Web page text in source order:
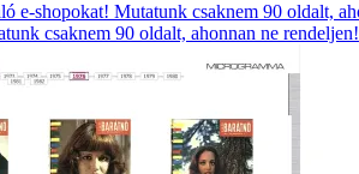
csaknem 90 oldalt, ahonnan ne rendeljen!